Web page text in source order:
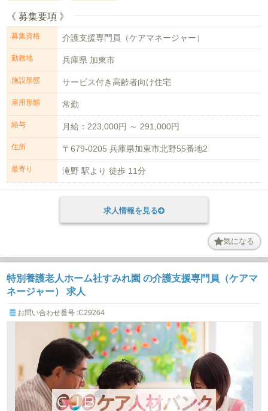
《 募集要項 》
募集資格 介護支援専門員（ケアマネージャー）
勤務地 兵庫県 加東市
施設形態 サービス付き高齢者向け住宅
雇用形態 常勤
給与 月給：223,000円 ～ 291,000円
住所 〒679-0205 兵庫県加東市北野55番地2
最寄り 滝野 駅より 徒歩 11分
求人情報を見る
気になる
特別養護老人ホーム社すみれ園 の介護支援専門員（ケアマ
ネージャー） 求人
お問い合わせ番号 :C29264